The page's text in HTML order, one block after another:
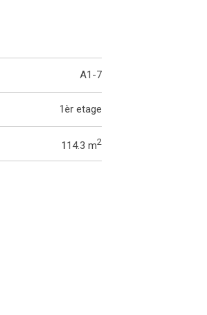
A1-7
1èr etage
114.3 m2